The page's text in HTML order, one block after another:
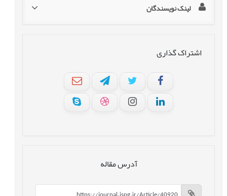
لینک نویسندگان
اشتراک گذاری
آدرس مقاله